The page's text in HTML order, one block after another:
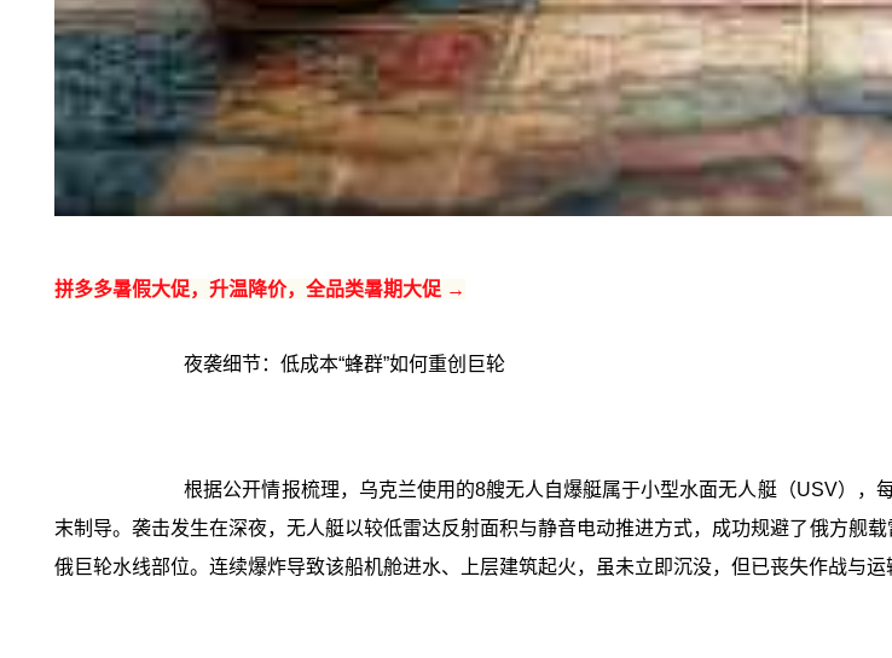
拼多多暑假大促，升温降价，全品类暑期大促 →
夜袭细节：低成本“蜂群”如何重创巨轮
根据公开情报梳理，乌克兰使用的8艘无人自爆艇属于小型水面无人艇（USV）
末制导。袭击发生在深夜，无人艇以较低雷达反射面积与静音电动推进方式，成功规避了俄方舰
俄巨轮水线部位。连续爆炸导致该船机舱进水、上层建筑起火，虽未立即沉没，但已丧失作战与运